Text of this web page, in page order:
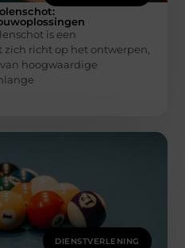
is een
richt op het ontwerpen,
hoogwaardige
DIENSTVERLENING